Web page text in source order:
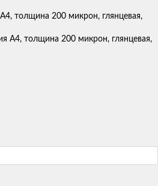
толщина 200 микрон, глянцевая,